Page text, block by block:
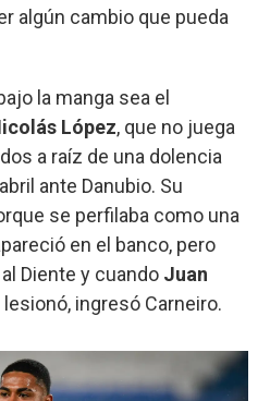
algún cambio que pueda
la manga sea el
López, que no juega
a raíz de una dolencia
ante Danubio. Su
se perfilaba como una
en el banco, pero
Diente y cuando Juan
lesionó, ingresó Carneiro.